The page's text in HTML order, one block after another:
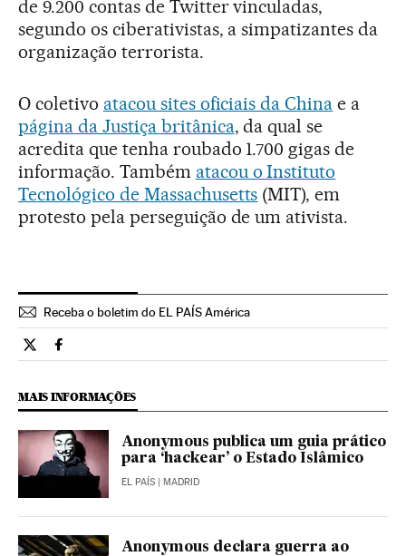
de 9.200 contas de Twitter vinculadas,
segundo os ciberativistas, a simpatizantes da
organização terrorista.
O coletivo atacou sites oficiais da China e a
página da Justiça britânica, da qual se
acredita que tenha roubado 1.700 gigas de
informação. Também atacou o Instituto
Tecnológico de Massachusetts (MIT), em
protesto pela perseguição de um ativista.
Receba o boletim do EL PAÍS América
Tecnologia El País Brasil en Twitter
Tecnologia El País Brasil en Facebook
MAIS INFORMAÇÕES
Anonymous publica um guia prático
para ‘hackear’ o Estado Islâmico
EL PAÍS | MADRID
Anonymous declara guerra ao